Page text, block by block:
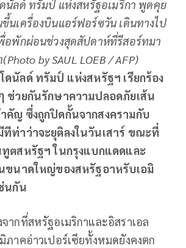
นัลด์ ทรัมป์ แห่งสหรัฐอเมริกา พูดคุย
นเครื่องบินแอร์ฟอร์ซวัน เดินทางไป
อพักผ่อนช่วงสุดสัปดาห์ที่รีสอร์ทมา
by SAUL LOEB / AFP)
นัลด์ ทรัมป์ แห่งสหรัฐฯ เรียกร้อง
ช่วยกันรักษาความปลอดภัยเส้น
คัญ ซึ่งถูกปิดกั้นจากสงครามกับ
ทีท่าว่าจะยุติลงในวันเสาร์ ขณะที่
ตสหรัฐฯ ในกรุงแบกแดดและ
ขนาดใหญ่ของสหรัฐอาหรับเอมิ
นกัน
ากที่สหรัฐอเมริกาและอิสราเอล
าคอ่าวเปอร์เซียทั้งหมดยังคงตก